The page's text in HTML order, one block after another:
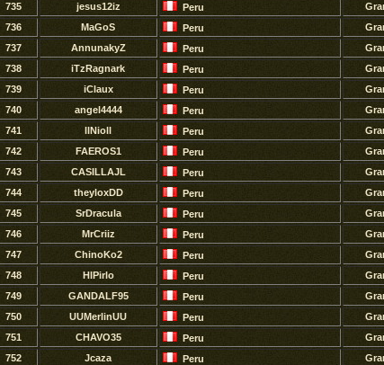
735
jesus12iz Peru
736
MaGoS Peru
737
AnnunakyZ Peru
738
iTzRagnark Peru
739
iClaux Peru
740
angel4444 Peru
741
llNioll Peru
742
FAEROS1 Peru
743
CASILLAJL Peru
744
theyloxDD Peru
745
SrDracula Peru
746
MrCriiz Peru
747
ChinoKo2 Peru
748
HlPirlo Peru
749
GANDALF95 Peru
750
UUMerlinUU Peru
751
CHAVO35 Peru
752
Jcaza Peru